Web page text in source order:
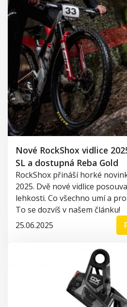
Nové RockShox vidlice
SL a dostupná Reba Gold
RockShox přináší horké
2025. Dvě nové vidlice
lehkosti. Co všechno umí a
To se dozvíš v našem článku!
25.06.2025